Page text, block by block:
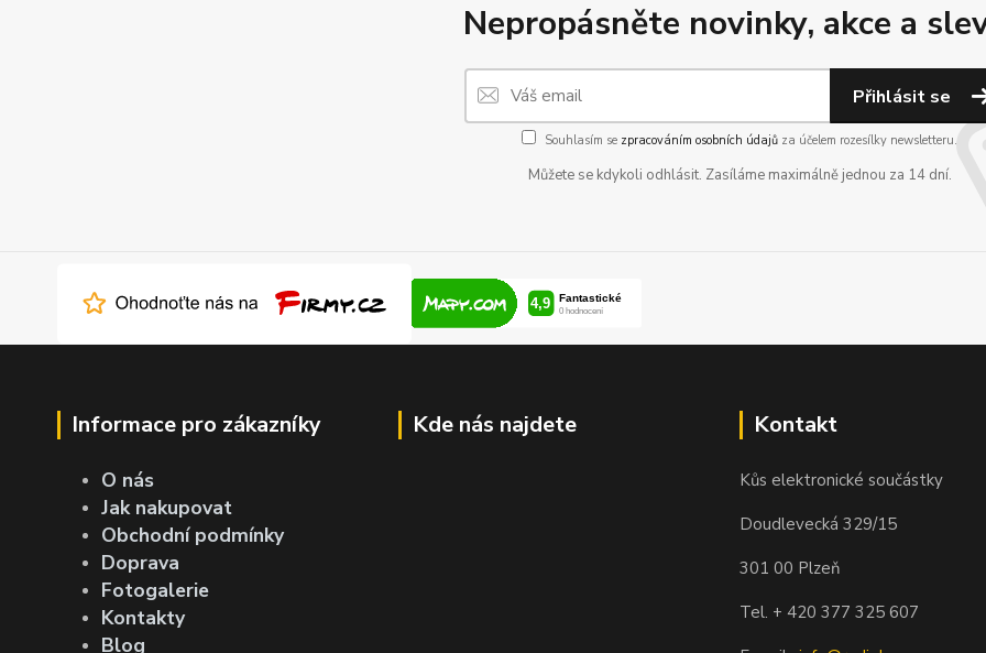
Nepropásněte novinky, akce a
Přihlásit se
Souhlasím se zpracováním osobních údajů za účelem rozesílky newsletteru.
Můžete se kdykoli odhlásit. Zasíláme maximálně jednou za 14 dní.
Informace pro zákazníky
O nás
Jak nakupovat
Obchodní podmínky
Doprava
Fotogalerie
Kontakty
Blog
Kde nás najdete Kontakt
Kůs elektronické součástky
Doudlevecká 329/15
301 00 Plzeň
Tel. + 420 377 325 607